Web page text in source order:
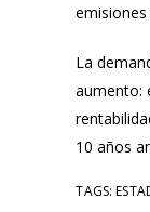
La
aumento:
10 años
TAGS: